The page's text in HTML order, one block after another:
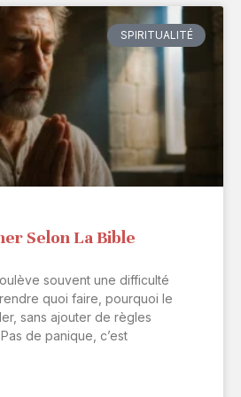
SPIRITUALITÉ
Selon La Bible
souvent une difficulté
quoi faire, pourquoi le
sans ajouter de règles
de panique, c’est